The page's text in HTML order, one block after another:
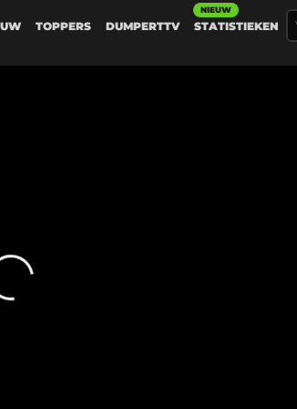
TOPPERS DUMPERTTV STATISTIEKEN
NIEUW